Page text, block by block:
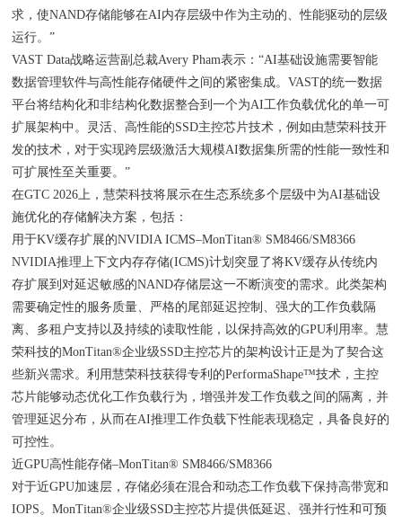
求，使NAND存储能够在AI内存层级中作为主动的、性能驱动的层级
运行。”
VAST Data战略运营副总裁Avery Pham表示：“AI基础设施需要智能
数据管理软件与高性能存储硬件之间的紧密集成。VAST的统一数据
平台将结构化和非结构化数据整合到一个为AI工作负载优化的单一可
扩展架构中。灵活、高性能的SSD主控芯片技术，例如由慧荣科技开
发的技术，对于实现跨层级激活大规模AI数据集所需的性能一致性和
可扩展性至关重要。”
在GTC 2026上，慧荣科技将展示在生态系统多个层级中为AI基础设
施优化的存储解决方案，包括：
用于KV缓存扩展的NVIDIA ICMS–MonTitan® SM8466/SM8366
NVIDIA推理上下文内存存储(ICMS)计划突显了将KV缓存从传统内
存扩展到对延迟敏感的NAND存储层这一不断演变的需求。此类架构
需要确定性的服务质量、严格的尾部延迟控制、强大的工作负载隔
离、多租户支持以及持续的读取性能，以保持高效的GPU利用率。慧
荣科技的MonTitan®企业级SSD主控芯片的架构设计正是为了契合这
些新兴需求。利用慧荣科技获得专利的PerformaShape™技术，主控
芯片能够动态优化工作负载行为，增强并发工作负载之间的隔离，并
管理延迟分布，从而在AI推理工作负载下性能表现稳定，具备良好的
可控性。
近GPU高性能存储–MonTitan® SM8466/SM8366
对于近GPU加速层，存储必须在混合和动态工作负载下保持高带宽和
IOPS。MonTitan®企业级SSD主控芯片提供低延迟、强并行性和可预